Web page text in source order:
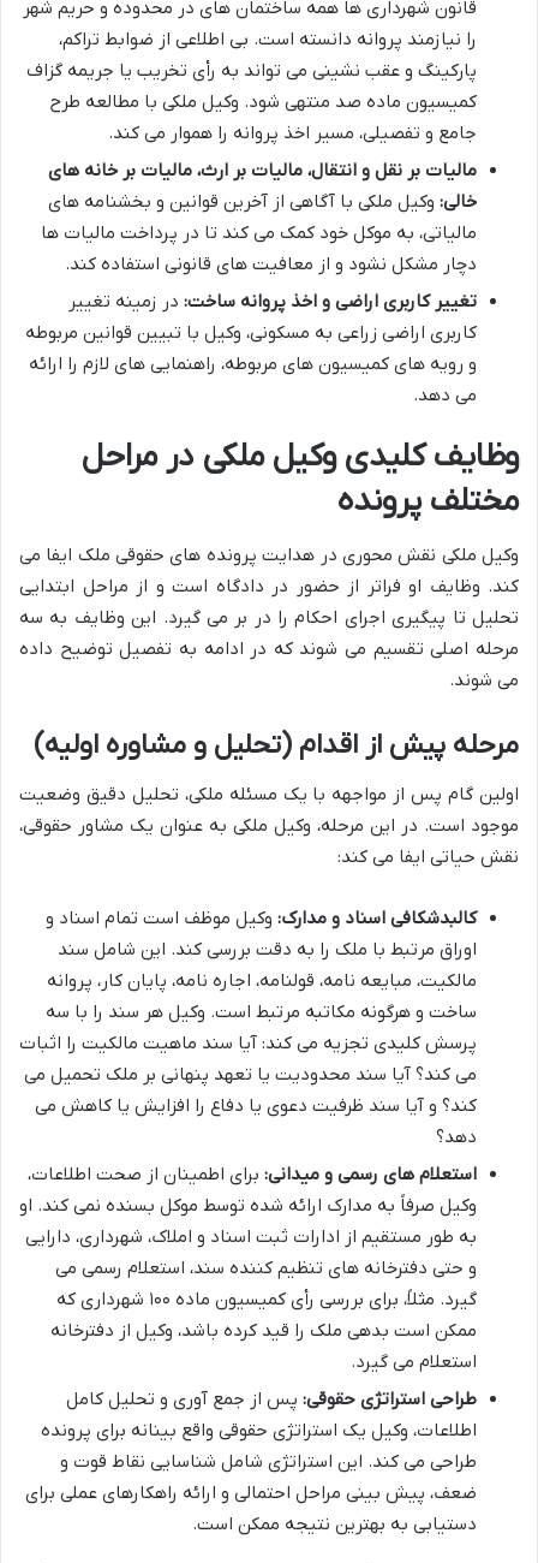
قانون شهرداری ها همه ساختمان های در محدوده و حریم شهر
را نیازمند پروانه دانسته است. بی اطلاعی از ضوابط تراکم،
پارکینگ و عقب نشینی می تواند به رأی تخریب یا جریمه گزاف
کمیسیون ماده صد منتهی شود. وکیل ملکی با مطالعه طرح
جامع و تفصیلی، مسیر اخذ پروانه را هموار می کند.
مالیات بر نقل و انتقال، مالیات بر ارث، مالیات بر خانه های
خالی: وکیل ملکی با آگاهی از آخرین قوانین و بخشنامه های
مالیاتی، به موکل خود کمک می کند تا در پرداخت مالیات ها
دچار مشکل نشود و از معافیت های قانونی استفاده کند.
تغییر کاربری اراضی و اخذ پروانه ساخت: در زمینه تغییر
کاربری اراضی زراعی به مسکونی، وکیل با تبیین قوانین مربوطه
و رویه های کمیسیون های مربوطه، راهنمایی های لازم را ارائه
می دهد.
وظایف کلیدی وکیل ملکی در مراحل
مختلف پرونده
وکیل ملکی نقش محوری در هدایت پرونده های حقوقی ملک ایفا می
کند. وظایف او فراتر از حضور در دادگاه است و از مراحل ابتدایی
تحلیل تا پیگیری اجرای احکام را در بر می گیرد. این وظایف به سه
مرحله اصلی تقسیم می شوند که در ادامه به تفصیل توضیح داده
می شوند.
مرحله پیش از اقدام (تحلیل و مشاوره اولیه)
اولین گام پس از مواجهه با یک مسئله ملکی، تحلیل دقیق وضعیت
موجود است. در این مرحله، وکیل ملکی به عنوان یک مشاور حقوقی،
نقش حیاتی ایفا می کند:
کالبدشکافی اسناد و مدارک: وکیل موظف است تمام اسناد و
اوراق مرتبط با ملک را به دقت بررسی کند. این شامل سند
مالکیت، مبایعه نامه، قولنامه، اجاره نامه، پایان کار، پروانه
ساخت و هرگونه مکاتبه مرتبط است. وکیل هر سند را با سه
پرسش کلیدی تجزیه می کند: آیا سند ماهیت مالکیت را اثبات
می کند؟ آیا سند محدودیت یا تعهد پنهانی بر ملک تحمیل می
کند؟ و آیا سند ظرفیت دعوی یا دفاع را افزایش یا کاهش می
دهد؟
استعلام های رسمی و میدانی: برای اطمینان از صحت اطلاعات،
وکیل صرفاً به مدارک ارائه شده توسط موکل بسنده نمی کند. او
به طور مستقیم از ادارات ثبت اسناد و املاک، شهرداری، دارایی
و حتی دفترخانه های تنظیم کننده سند، استعلام رسمی می
گیرد. مثلاً، برای بررسی رأی کمیسیون ماده ۱۰۰ شهرداری که
ممکن است بدهی ملک را قید کرده باشد، وکیل از دفترخانه
استعلام می گیرد.
طراحی استراتژی حقوقی: پس از جمع آوری و تحلیل کامل
اطلاعات، وکیل یک استراتژی حقوقی واقع بینانه برای پرونده
طراحی می کند. این استراتژی شامل شناسایی نقاط قوت و
ضعف، پیش بینی مراحل احتمالی و ارائه راهکارهای عملی برای
دستیابی به بهترین نتیجه ممکن است.